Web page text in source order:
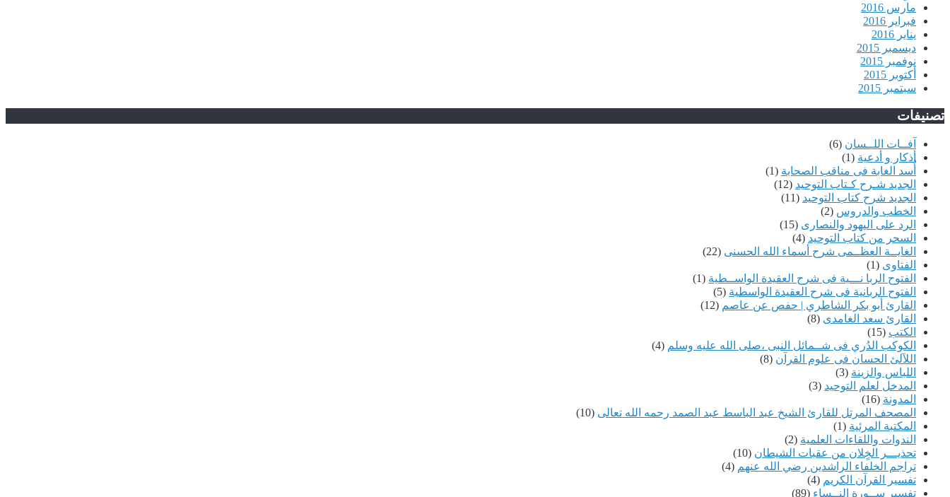
مارس 2016
فبراير 2016
يناير 2016
ديسمبر 2015
نوفمبر 2015
أكتوبر 2015
سبتمبر 2015
تصنيفات
آفــات اللــسان (6)
أذكار و أدعية (1)
أُسد الغابة فى مناقب الصحابة (1)
الجديد شـرح كـتاب التوحيد (12)
الجديد شرح كتاب التوحيد (11)
الخطب والدروس (2)
الرد على اليهود والنصارى (15)
السحر من كتاب التوحيد (4)
الغايــة العظــمى شرح أسماء الله الحسنى (22)
الفتاوى (1)
الفتوح الربا نـــية فى شرح العقيدة الواســطية (1)
الفتوح الربانية فى شرح العقيدة الواسطية (5)
القارئ أبو بكر الشاطري | حفص عن عاصم (12)
القارئ سعد الغامدى (8)
الكتب (15)
الكوكب الدُري فى شــمائل النبى ،صلى الله عليه وسلم (4)
اللآلئ الحسان فى علوم القرآن (8)
اللباس والزينة (3)
المدخل لعلم التوحيد (3)
المدونة (16)
المصحف المرتل للقارئ الشيخ عبد الباسط عبد الصمد رحمه الله تعالى (10)
المكتبة المرئية (1)
الندوات واللقاءات العلمية (2)
تحذيـــر الخٍلان من عقبات الشيطان (10)
تراجم الخلفاء الراشدين رضي الله عنهم (4)
تفسير القرآن الكريم (4)
تفسير ســورة النــساء (89)